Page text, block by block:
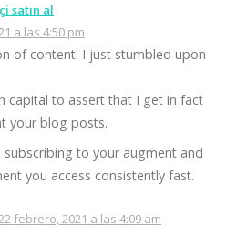
satın al
a las 4:50 pm
of content. I just stumbled upon
capital to assert that I get in fact
your blog posts.
subscribing to your augment and
you access consistently fast.
febrero, 2021 a las 4:09 am